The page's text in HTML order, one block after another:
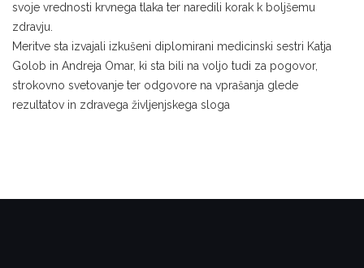
svoje vrednosti krvnega tlaka ter naredili korak k boljšemu
zdravju.
Meritve sta izvajali izkušeni diplomirani medicinski sestri Katja
Golob in Andreja Omar, ki sta bili na voljo tudi za pogovor,
strokovno svetovanje ter odgovore na vprašanja glede
rezultatov in zdravega življenjskega sloga